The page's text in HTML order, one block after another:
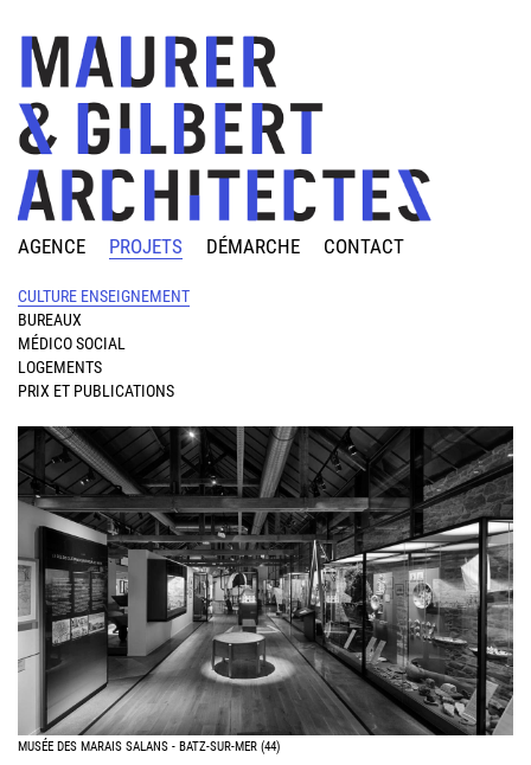
AGENCE PROJETS DÉMARCHE CONTACT
CULTURE ENSEIGNEMENT
BUREAUX
MÉDICO SOCIAL
LOGEMENTS
PRIX ET PUBLICATIONS
MUSÉE DES MARAIS SALANS - BATZ-SUR-MER (44)